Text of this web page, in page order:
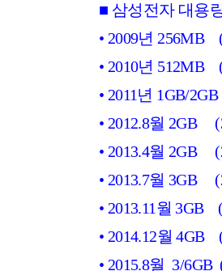
■ 삼성전자 대용
• 2009년 256MB
• 2010년 512MB
• 2011년 1GB/
• 2012.8월 2GB
• 2013.4월 2GB
• 2013.7월 3GB
• 2013.11월 3GB
• 2014.12월 4GB
• 2015.8월 3/